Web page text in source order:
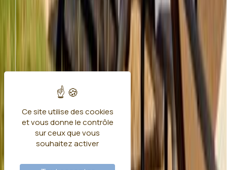
Ce site utilise des cookies
et vous donne le contrôle
sur ceux que vous
souhaitez activer